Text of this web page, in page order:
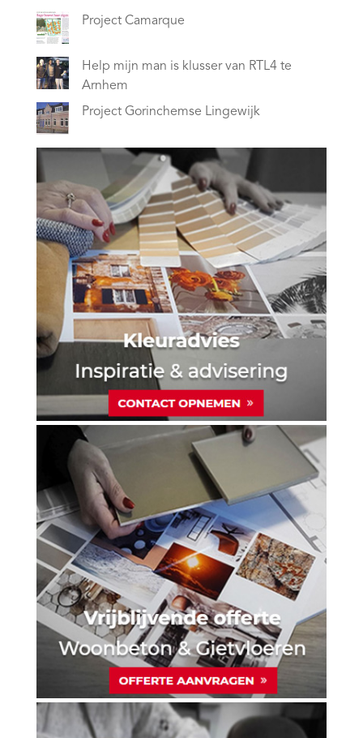
Project Camarque
Help mijn man is klusser van RTL4 te
Arnhem
Project Gorinchemse Lingewijk